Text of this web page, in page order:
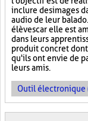
inclure des images
audio de leur
élèves car elle est
dans leurs
produit concret
qu'ils ont envie de
leurs amis.
Outil électronique